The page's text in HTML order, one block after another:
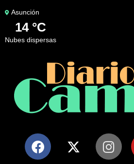
Asunción
14 °C
nubes dispersas